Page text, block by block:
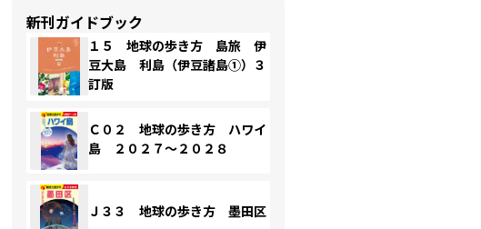
新刊ガイドブック
１５ 地球の歩き方 島旅 伊
豆大島 利島（伊豆諸島①）３
訂版
Ｃ０２ 地球の歩き方 ハワイ
島 ２０２７～２０２８
Ｊ３３ 地球の歩き方 墨田区